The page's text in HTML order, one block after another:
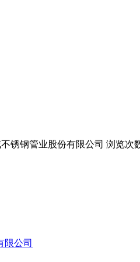
锈钢管业股份有限公司 浏览次